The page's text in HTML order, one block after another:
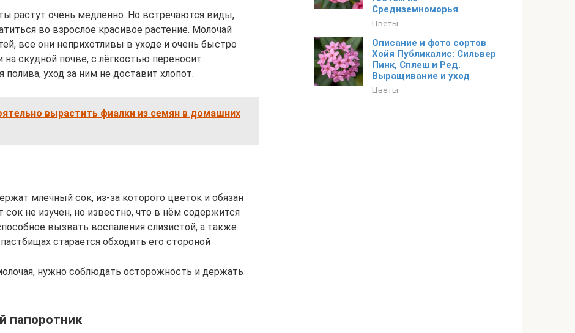
растут очень медленно. Но встречаются виды,
во взрослое красивое растение. Молочай
все они неприхотливы в уходе и очень быстро
скудной почве, с лёгкостью переносит
уход за ним не доставит хлопот.
вырастить фиалки из семян в домашних
млечный сок, из-за которого цветок и обязан
не изучен, но известно, что в нём содержится
вызвать воспаления слизистой, а также
старается обходить его стороной
нужно соблюдать осторожность и держать
папоротник
Средиземноморья
Цветы
Описание и фото сортов
Хойя Публикалис: Сильвер
Пинк, Сплеш и Ред.
Выращивание и уход
Цветы